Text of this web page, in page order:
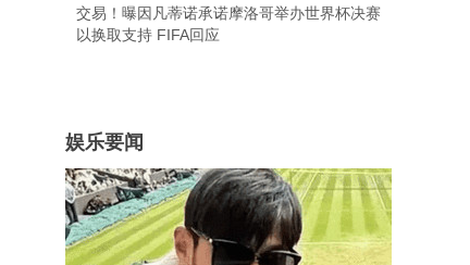
交易！曝因凡蒂诺承诺摩洛哥举办世界杯决赛
以换取支持 FIFA回应
娱乐要闻